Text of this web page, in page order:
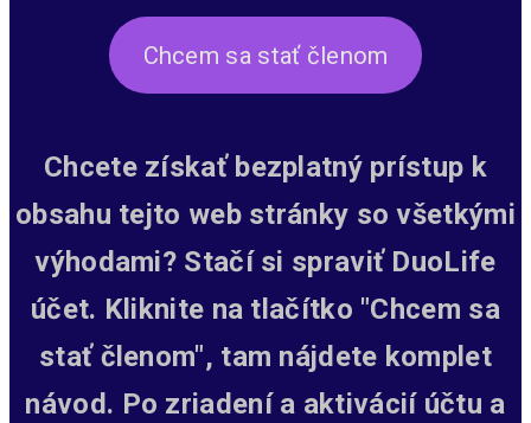
Chcem sa stať členom
Chcete získať bezplatný prístup k
obsahu tejto web stránky so všetkými
výhodami? Stačí si spraviť DuoLife
účet. Kliknite na tlačítko "Chcem sa
stať členom", tam nájdete komplet
návod. Po zriadení a aktivácií účtu a